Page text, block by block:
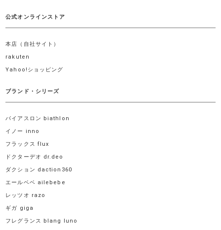
公式オンラインストア
本店（自社サイト）
rakuten
Yahoo!ショッピング
ブランド・シリーズ
バイアスロン biathlon
イノー inno
フラックス flux
ドクターデオ dr.deo
ダクション daction360
エールベベ ailebebe
レッツオ razo
ギガ giga
フレグランス blang luno